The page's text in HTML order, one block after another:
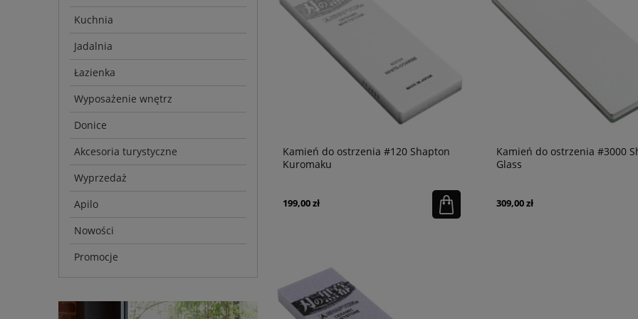
Kuchnia
Jadalnia
Łazienka
Wyposażenie wnętrz
Donice
Akcesoria turystyczne
Wyprzedaż
Apilo
Nowości
Promocje
Kamień do ostrzenia #120 Shapton
Kuromaku
199,00 zł
Kamień do ostrzenia #3000
Glass
309,00 zł